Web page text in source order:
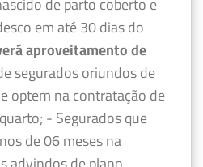
em até 30 dias do
aproveitamento de
segurados oriundos de
optem na contratação de
- Segurados que
de 06 meses na